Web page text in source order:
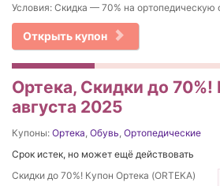
Условия: Скидка — 70% на ортопедическую
Открыть купон
Ортека, Скидки до 70%!
августа 2025
Купоны: Ортека Обувь Ортопедические
Срок истек, но может ещё действовать
Скидки до 70%! Купон Ортека (ORTEKA)